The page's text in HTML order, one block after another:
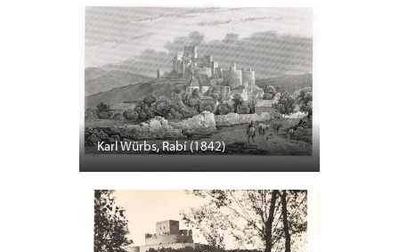
Karl Würbs, Rabí (1842)